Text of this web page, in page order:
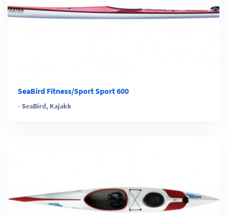
SeaBird Fitness/Sport Sport 600
- SeaBird, Kajakk